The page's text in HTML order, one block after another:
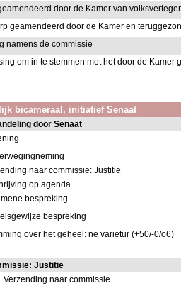
door de Kamer van
geamendeerd door de Kamer en
namens de commissie
om in te stemmen met het door de Kamer
bicameraal, initiatief Senaat
door Senaat
naar commissie: Justitie
op agenda
bespreking
bespreking
over het geheel: ne varietur (+50/-0/o6)
Justitie
Verzending naar commissie